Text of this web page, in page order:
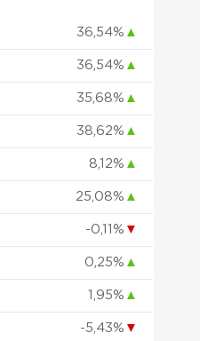
36,54% ▲
36,54% ▲
35,68% ▲
38,62% ▲
8,12% ▲
25,08% ▲
-0,11% ▼
0,25% ▲
1,95% ▲
-5,43% ▼